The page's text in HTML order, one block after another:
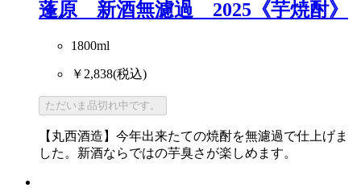
蓬原 新酒無濾過 2025《芋焼酎》
1800ml
￥2,838(税込)
ただいま品切れ中です。
【丸西酒造】今年出来たての焼酎を無濾過で仕上げま
した。新酒ならではの芋臭さが楽しめます。